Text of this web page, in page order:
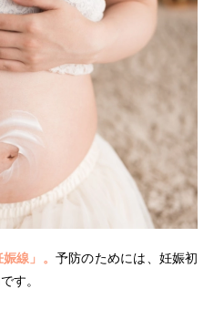
線」。 予防のためには、妊娠初
す。